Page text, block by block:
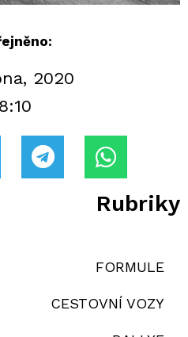
2020
Rubriky
FORMULE
CESTOVNÍ VOZY